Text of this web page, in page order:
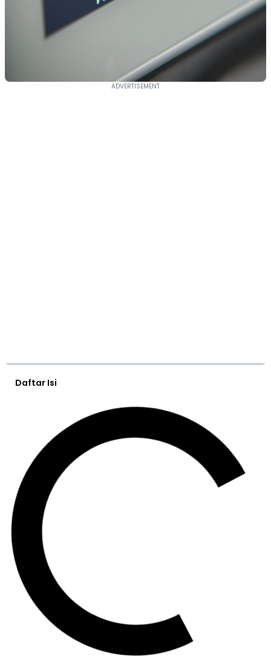
Daftar Isi